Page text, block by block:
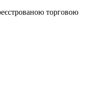
торговою